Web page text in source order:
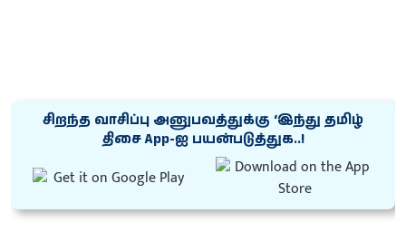
சிறந்த வாசிப்பு அனுபவத்துக்கு ‘இந்து தமிழ்
திசை App-ஐ பயன்படுத்துக..!